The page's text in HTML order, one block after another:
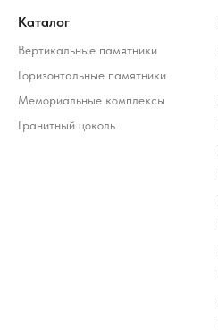
Каталог
Вертикальные памятники
Горизонтальные памятники
Мемориальные комплексы
Гранитный цоколь